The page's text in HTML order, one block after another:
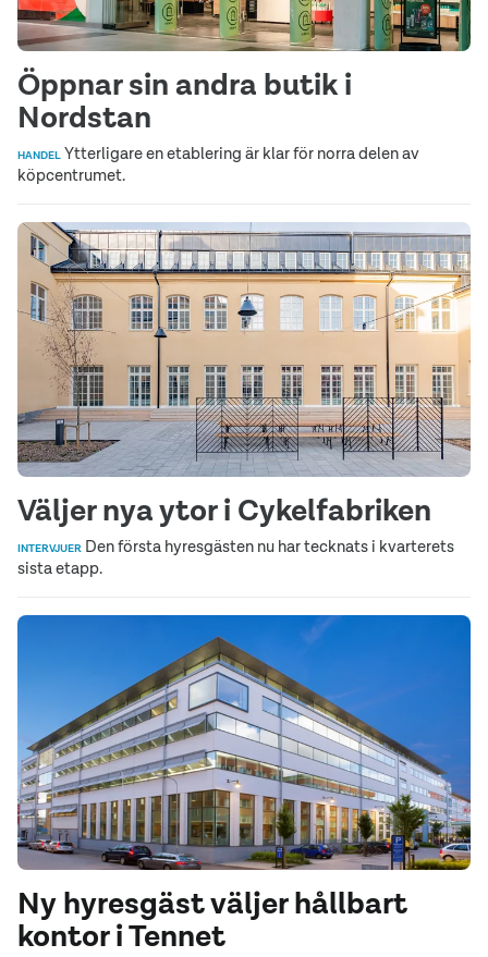
Öppnar sin andra butik i
Nordstan
HANDEL Ytterligare en etablering är klar för norra delen av
köpcentrumet.
Väljer nya ytor i Cykelfabriken
INTERVJUER Den första hyresgästen nu har tecknats i kvarterets
sista etapp.
Ny hyresgäst väljer hållbart
kontor i Tennet